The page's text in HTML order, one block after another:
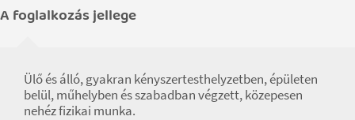
A foglalkozás jellege
Ülő és álló, gyakran kényszertesthelyzetben, épületen
belül, műhelyben és szabadban végzett, közepesen
nehéz fizikai munka.